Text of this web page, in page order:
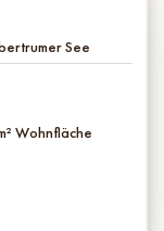
See
Wohnfläche